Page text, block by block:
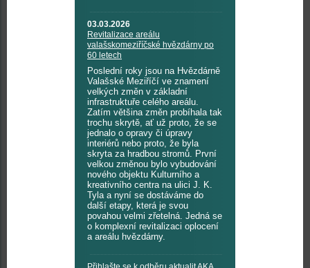
03.03.2026
Revitalizace areálu
valašskomeziříčské hvězdárny po
60 letech
Poslední roky jsou na Hvězdárně
Valašské Meziříčí ve znamení
velkých změn v základní
infrastruktuře celého areálu.
Zatím většina změn probíhala tak
trochu skrytě, ať už proto, že se
jednalo o opravy či úpravy
interiérů nebo proto, že byla
skryta za hradbou stromů. První
velkou změnou bylo vybudování
nového objektu Kulturního a
kreativního centra na ulici J. K.
Tyla a nyní se dostáváme do
další etapy, která je svou
povahou velmi zřetelná. Jedná se
o komplexní revitalizaci oplocení
a areálu hvězdárny.